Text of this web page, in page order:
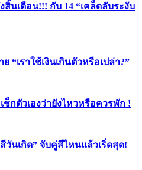
นเดือน!!! กับ 14 “เคล็ดลับระงับ
เราใช้เงินเกินตัวหรือเปล่า?”
ช็กตัวเองว่ายังไหวหรือควรพัก !
วันเกิด” จับคู่สีไหนแล้วเริ่ดสุด!